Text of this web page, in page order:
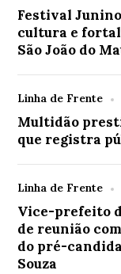
Festival
cultura e
São João do
Linha de Frente
Multidão
que registra
Linha de Frente
Vice-prefeito
de reunião
do pré-
Souza